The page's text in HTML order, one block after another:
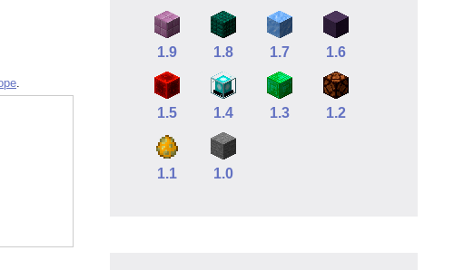
1.9 1.8 1.7 1.6
1.5 1.4 1.3 1.2
1.1 1.0